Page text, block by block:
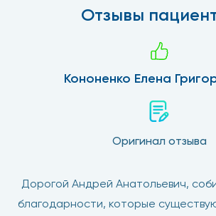
Отзывы
Кононенко Елена
Оригинал отзыва
Дорогой Андрей Анатольевич,
благодарности, которые